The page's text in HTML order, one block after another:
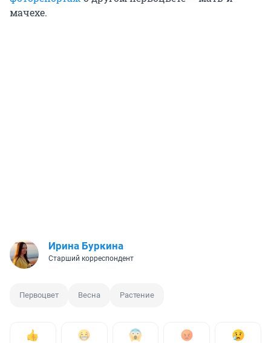
мачехе.
Ирина Буркина
Старший корреспондент
Первоцвет Весна Растение